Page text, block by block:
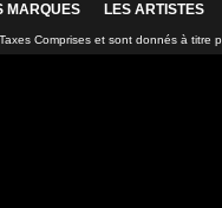
MARQUES LES ARTISTES
Comprises et sont donnés à